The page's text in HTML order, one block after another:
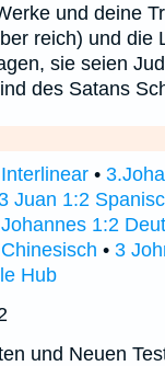
und deine
reich) und die
sie seien
des Satans
•
Juan 1:2
1:2
• 3
Hub
und Neuen